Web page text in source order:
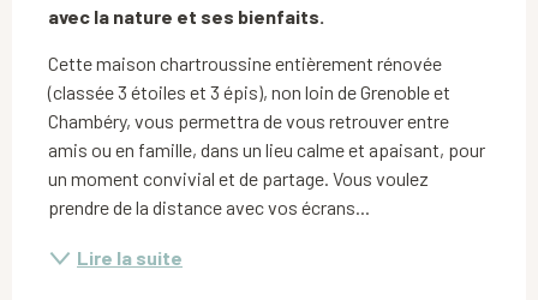
avec la nature et ses bienfaits.
Cette maison chartroussine entièrement rénovée
(classée 3 étoiles et 3 épis), non loin de Grenoble et
Chambéry, vous permettra de vous retrouver entre
amis ou en famille, dans un lieu calme et apaisant, pour
un moment convivial et de partage. Vous voulez
prendre de la distance avec vos écrans...
Lire la suite